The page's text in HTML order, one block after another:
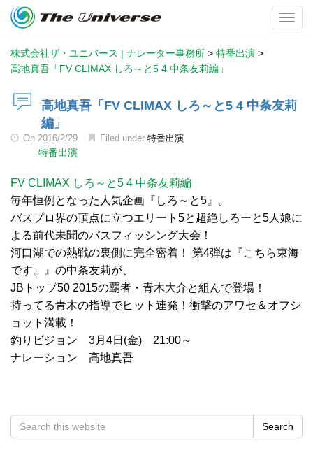
株式会社ザ・ユニバース | ナレーター事務所 > 特番出演 >
高地真吾「FV CLIMAX しろ～と5 4 中条友莉編」
高地真吾「FV CLIMAX しろ～と5 4 中条友莉
編」
On 2016/2/29 Filed under 特番出演
特番出演
FV CLIMAX しろ～と5 4 中条友莉編
毎年恒例となった人気企画『しろ～と5』。
バスプロ界の頂点に立つエリート5と超絶しろーと5人娘に
よる前代未聞のバスフィッシング大会！
河口湖での熱戦の裏側に完全密着！ 第4弾は『こちら東海
です。』の中条友莉が、
JBトップ50 2015の覇者・青木大介と組んで登場！
持ってる青木の指導でヒット連発！衝撃のアワセ＆オフシ
ョット満載！
釣りビジョン 3月4日(金) 21:00～
ナレーション 高地真吾
Search